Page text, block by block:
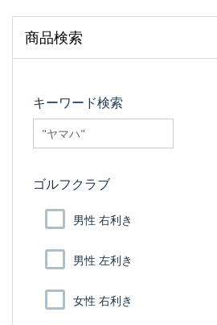
商品検索
キーワード検索
searchfilter_pro
ゴルフクラブ
男性 右利き
男性 左利き
女性 右利き